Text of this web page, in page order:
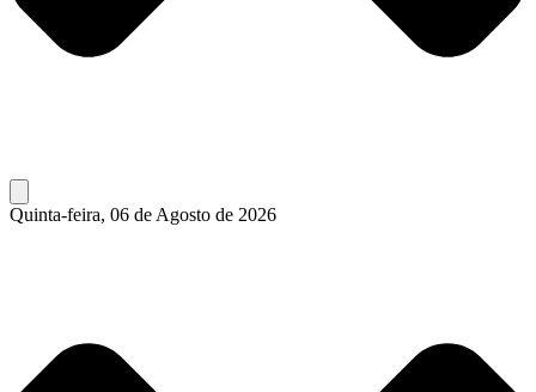
Quinta-feira, 06 de Agosto de 2026